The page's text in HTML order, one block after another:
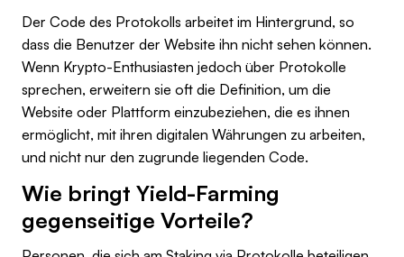
Der Code des Protokolls arbeitet im Hintergrund, so
dass die Benutzer der Website ihn nicht sehen können.
Wenn Krypto-Enthusiasten jedoch über Protokolle
sprechen, erweitern sie oft die Definition, um die
Website oder Plattform einzubeziehen, die es ihnen
ermöglicht, mit ihren digitalen Währungen zu arbeiten,
und nicht nur den zugrunde liegenden Code.
Wie bringt Yield-Farming
gegenseitige Vorteile?